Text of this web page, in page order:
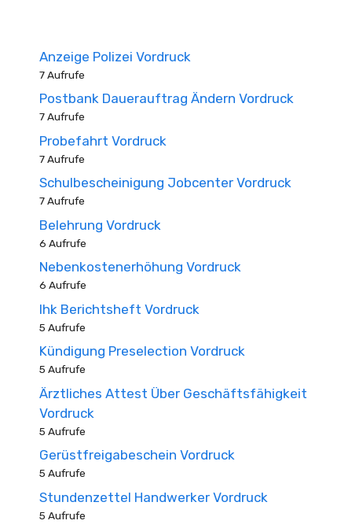
Anzeige Polizei Vordruck
7 Aufrufe
Postbank Dauerauftrag Ändern Vordruck
7 Aufrufe
Probefahrt Vordruck
7 Aufrufe
Schulbescheinigung Jobcenter Vordruck
7 Aufrufe
Belehrung Vordruck
6 Aufrufe
Nebenkostenerhöhung Vordruck
6 Aufrufe
Ihk Berichtsheft Vordruck
5 Aufrufe
Kündigung Preselection Vordruck
5 Aufrufe
Ärztliches Attest Über Geschäftsfähigkeit
Vordruck
5 Aufrufe
Gerüstfreigabeschein Vordruck
5 Aufrufe
Stundenzettel Handwerker Vordruck
5 Aufrufe